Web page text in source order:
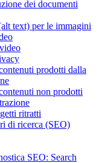
dei documenti
text) per le immagini
prodotti dalla
non prodotti
ritratti
di ricerca (SEO)
SEO: Search